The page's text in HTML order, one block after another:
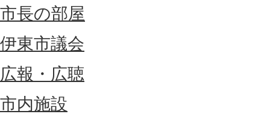
市長の部屋
伊東市議会
広報・広聴
市内施設